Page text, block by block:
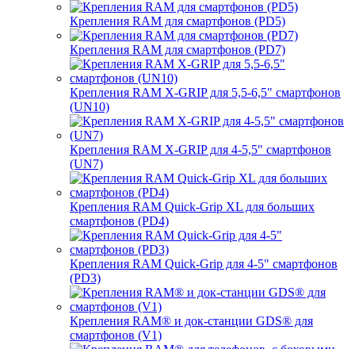
Крепления RAM для смартфонов (PD5)
Крепления RAM для смартфонов (PD7)
Крепления RAM X-GRIP для 5,5-6,5" смартфонов
(UN10)
Крепления RAM X-GRIP для 4-5,5" смартфонов
(UN7)
Крепления RAM Quick-Grip XL для больших
смартфонов (PD4)
Крепления RAM Quick-Grip для 4-5" смартфонов
(PD3)
Крепления RAM® и док-станции GDS® для
смартфонов (V1)